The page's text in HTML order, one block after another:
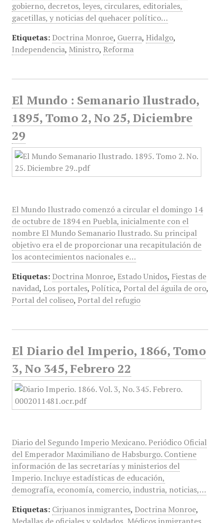
gobierno, decretos, leyes, circulares, editoriales,
gacetillas, y noticias del quehacer político…
Etiquetas: Doctrina Monroe, Guerra, Hidalgo,
Independencia, Ministro, Reforma
El Mundo : Semanario Ilustrado,
1895, Tomo 2, No 25, Diciembre
29
El Mundo Ilustrado comenzó a circular el domingo 14
de octubre de 1894 en Puebla, inicialmente con el
nombre El Mundo Semanario Ilustrado. Su principal
objetivo era el de proporcionar una recapitulación de
los acontecimientos nacionales e…
Etiquetas: Doctrina Monroe, Estado Unidos, Fiestas de
navidad, Los portales, Política, Portal del águila de oro,
Portal del coliseo, Portal del refugio
El Diario del Imperio, 1866, Tomo
3, No 345, Febrero 22
Diario del Segundo Imperio Mexicano. Periódico Oficial
del Emperador Maximiliano de Habsburgo. Contiene
información de las secretarías y ministerios del
Imperio. Incluye estadísticas de educación,
demografía, economía, comercio, industria, noticias,…
Etiquetas: Cirjuanos inmigrantes, Doctrina Monroe,